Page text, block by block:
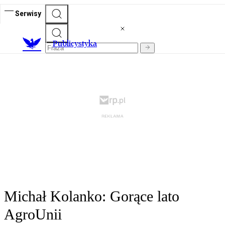
Serwisy
Publicystyka
Michał Kolanko: Gorące lato
AgroUnii